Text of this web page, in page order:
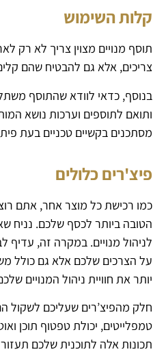
קלות השימוש
תוסף מנויים מצוין צריך לא רק
צריכים, אלא גם להבטיח שהם
בנוסף, כדאי לוודא שהתוסף
ותואם לתוספים וערכות נושא
מסתכנים בקשיים טכניים בעת
פיצ'רים כלולים
כמו רכישת כל מוצר אחר, אתם
הטובה ביותר לכסף שלכם. נניח
לניהול מנויים. במקרה זה,
על הצרכים שלכם אלא גם כולל
יותר את חוויית ניהול המנויים
חלק מהפיצ’רים שעליכם לשקול
טמפלייטים, יכולת טפטוף תוכן
תכונות אלה לתוכנית שלכם